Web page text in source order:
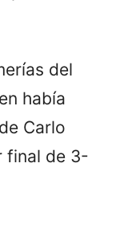
del
había
Carlo
final de 3-